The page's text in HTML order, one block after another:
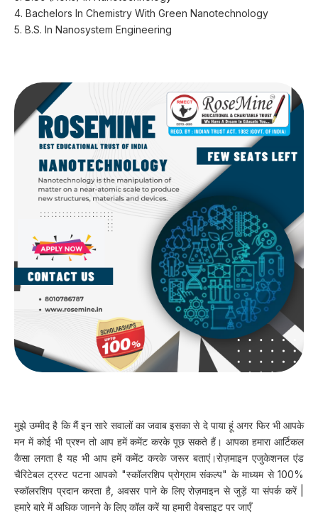
4. Bachelors In Chemistry With Green Nanotechnology
5. B.S. In Nanosystem Engineering
मुझे उम्मीद है कि मैं इन सारे सवालों का जवाब इसका से दे पाया हूं अगर फिर भी आपके
मन में कोई भी प्रश्न तो आप हमें कमेंट करके पूछ सकते हैं। आपका हमारा आर्टिकल
कैसा लगता है यह भी आप हमें कमेंट करके जरूर बताएं।रोज़माइन एजुकेशनल एंड
चैरिटेबल ट्रस्ट पटना आपको "स्कॉलरशिप प्रोग्राम संकल्प" के माध्यम से 100%
स्कॉलरशिप प्रदान करता है, अवसर पाने के लिए रोज़माइन से जुड़ें या संपर्क करें |
हमारे बारे में अधिक जानने के लिए कॉल करें या हमारी वेबसाइट पर जाएँ